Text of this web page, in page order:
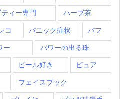
ィー専門 ハーブ茶
コ パニック症状 パフ
ー パワーの出る珠
ビール好き ピュア
フェイスブック